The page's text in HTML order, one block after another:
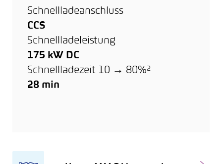
Schnellladeanschluss
CCS
Schnellladeleistung
175 kW DC
Schnellladezeit 10 → 80%²
28 min